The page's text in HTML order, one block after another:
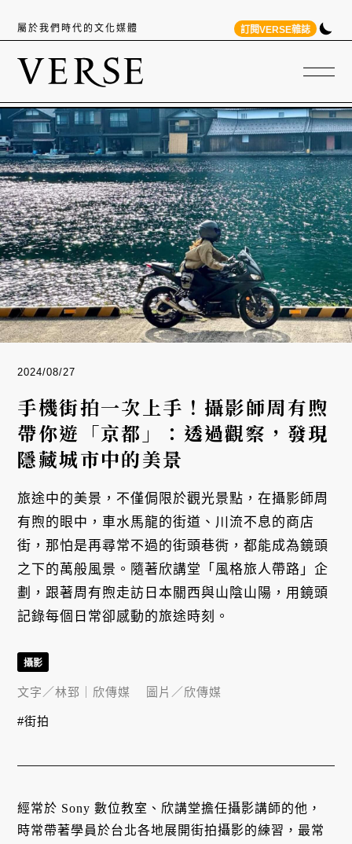
屬於我們時代的文化媒體 訂閱VERSE雜誌
2024/08/27
手機街拍一次上手！攝影師周有煦
帶你遊「京都」：透過觀察，發現
隱藏城市中的美景
旅途中的美景，不僅侷限於觀光景點，在攝影師周
有煦的眼中，車水馬龍的街道、川流不息的商店
街，那怕是再尋常不過的街頭巷衖，都能成為鏡頭
之下的萬般風景。隨著欣講堂「風格旅人帶路」企
劃，跟著周有煦走訪日本關西與山陰山陽，用鏡頭
記錄每個日常卻感動的旅途時刻。
經常於 Sony 數位教室、欣講堂擔任攝影講師的他，
時常帶著學員於台北各地展開街拍攝影的練習，最常
攝影
文字／林郅｜欣傳媒 圖片／欣傳媒
#街拍